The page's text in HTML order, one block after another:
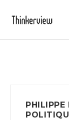
PHILIPPE